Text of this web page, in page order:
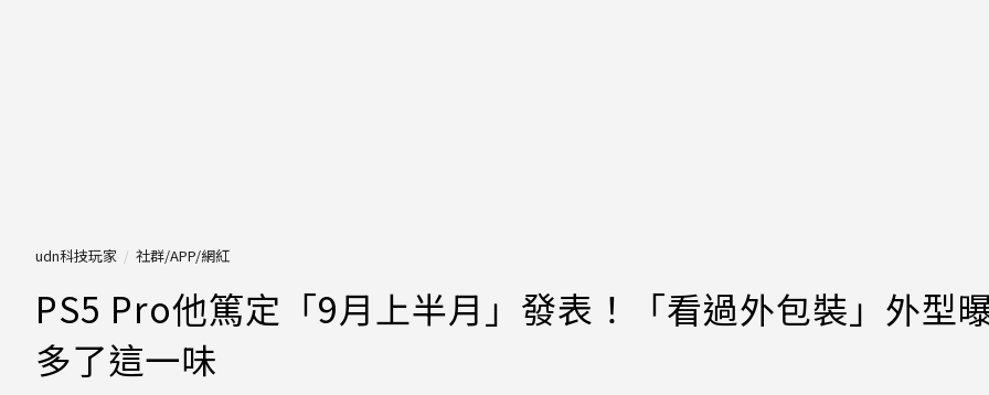
udn科技玩家 社群/APP/網紅
PS5 Pro他篤定「9月上半月」發表！「看過外包裝」外型
多了這一味